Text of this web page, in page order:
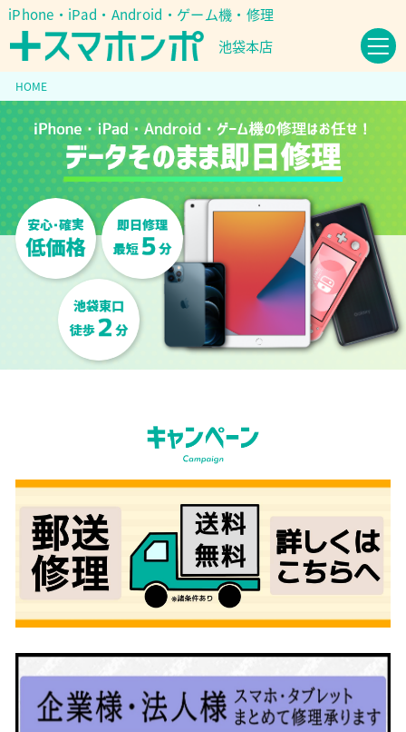
iPhone・iPad・Android・ゲーム機・修理
池袋本店
HOME